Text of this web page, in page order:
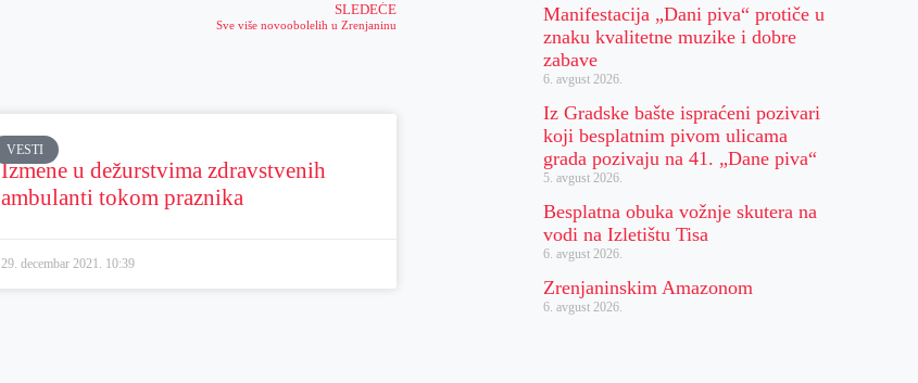
SLEDEĆE
Sve više novoobolelih u Zrenjaninu
VESTI
Izmene u dežurstvima zdravstvenih
ambulanti tokom praznika
29. decembar 2021. 10:39
Manifestacija „Dani piva“ protiče u
znaku kvalitetne muzike i dobre
zabave
6. avgust 2026.
Iz Gradske bašte ispraćeni pozivari
koji besplatnim pivom ulicama
grada pozivaju na 41. „Dane piva“
5. avgust 2026.
Besplatna obuka vožnje skutera na
vodi na Izletištu Tisa
6. avgust 2026.
Zrenjaninskim Amazonom
6. avgust 2026.